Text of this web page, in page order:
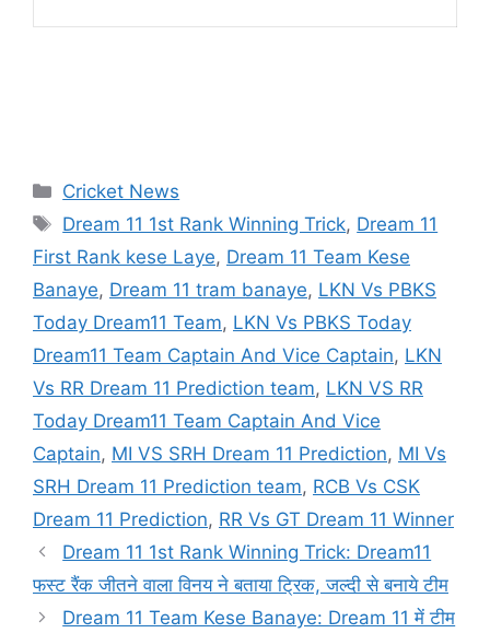
Categories
Cricket News
Tags
Dream 11 1st Rank Winning Trick, Dream 11
First Rank kese Laye, Dream 11 Team Kese
Banaye, Dream 11 tram banaye, LKN Vs PBKS
Today Dream11 Team, LKN Vs PBKS Today
Dream11 Team Captain And Vice Captain, LKN
Vs RR Dream 11 Prediction team, LKN VS RR
Today Dream11 Team Captain And Vice
Captain, MI VS SRH Dream 11 Prediction, MI Vs
SRH Dream 11 Prediction team, RCB Vs CSK
Dream 11 Prediction, RR Vs GT Dream 11 Winner
Dream 11 1st Rank Winning Trick: Dream11
फस्ट रैंक जीतने वाला विनय ने बताया ट्रिक, जल्दी से बनाये टीम
Dream 11 Team Kese Banaye: Dream 11 में टीम